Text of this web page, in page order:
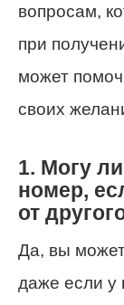
вопросам,
при
может
своих
1. Могу
номер,
от
Да, вы
даже если у